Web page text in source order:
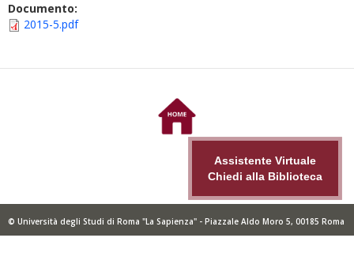
Documento:
2015-5.pdf
© Università degli Studi di Roma "La Sapienza" - Piazzale Aldo Moro 5, 00185 Roma
Assistente Virtuale
Chiedi alla Biblioteca